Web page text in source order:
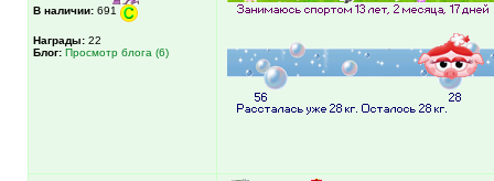
В наличии: 691
Награды: 22
Блог: Просмотр блога (6)